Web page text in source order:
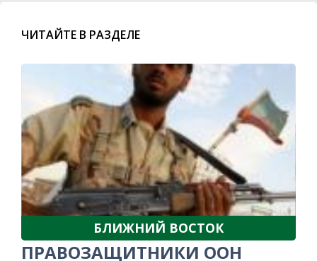
ЧИТАЙТЕ В РАЗДЕЛЕ
БЛИЖНИЙ ВОСТОК
ПРАВОЗАЩИТНИКИ ООН